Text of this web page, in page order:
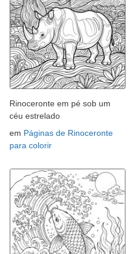
Rinoceronte em pé sob um
céu estrelado
em Páginas de Rinoceronte
para colorir